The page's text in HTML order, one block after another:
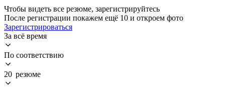
Чтобы видеть все резюме, зарегистрируйтесь
После регистрации покажем ещё 10 и откроем фото
Зарегистрироваться
За всё время
По соответствию
20 резюме